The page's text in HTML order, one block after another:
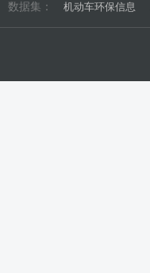
数据集： 机动车环保信息